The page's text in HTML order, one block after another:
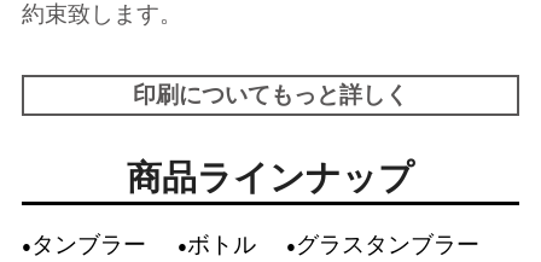
約束致します。
印刷についてもっと詳しく
商品ラインナップ
タンブラー ボトル
グラスタンブラー